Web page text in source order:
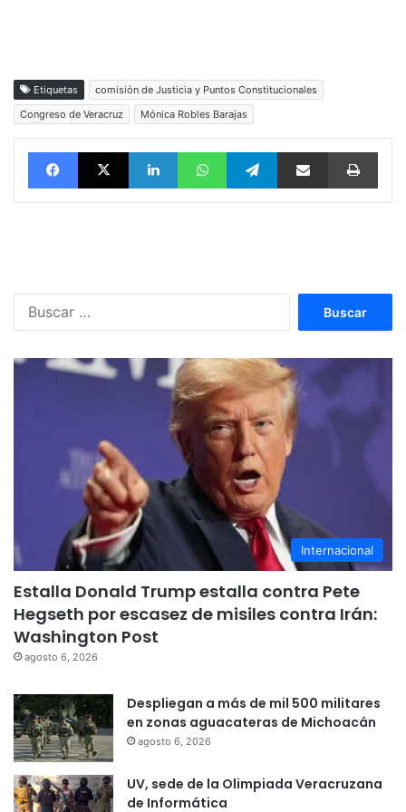
Etiquetas
comisión de Justicia y Puntos Constitucionales
Congreso de Veracruz
Mónica Robles Barajas
FacebookX LinkedInWhatsAppTelegramvía email
Internacional
Estalla Donald Trump estalla contra Pete
Hegseth por escasez de misiles contra Irán:
Washington Post
agosto 6, 2026
Despliegan a más de mil 500 militares
en zonas aguacateras de Michoacán
agosto 6, 2026
UV, sede de la Olimpiada Veracruzana
de Informática